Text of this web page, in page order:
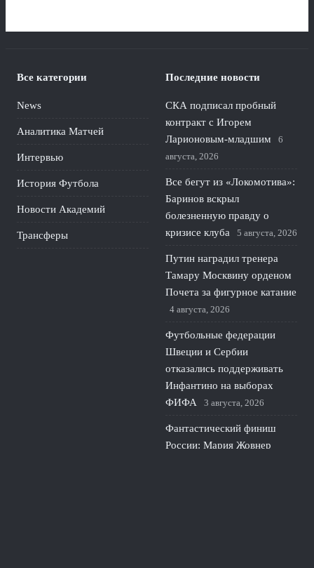
Все категории
News
Аналитика Матчей
Интервью
История Футбола
Новости Академий
Трансферы
Последние новости
СКА подписал пробный
контракт с Игорем
Ларионовым‑младшим
6
августа, 2026
Все бегут из «Локомотива»:
Баринов вскрыл
болезненную правду о
кризисе клуба
5 августа, 2026
Путин наградил тренера
Тамару Москвину орденом
Почета за фигурное катание
4 августа, 2026
Футбольные федерации
Швеции и Сербии
отказались поддерживать
Инфантино на выборах
ФИФА
3 августа, 2026
Фантастический финиш
России: Мария Жовнер